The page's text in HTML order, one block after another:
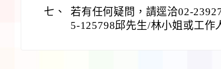
七、
若有任何疑問，請逕洽02-
5-125798邱先生/林小姐或工作